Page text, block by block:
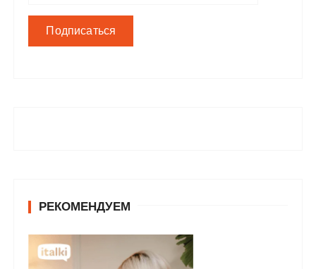
РЕКОМЕНДУЕМ